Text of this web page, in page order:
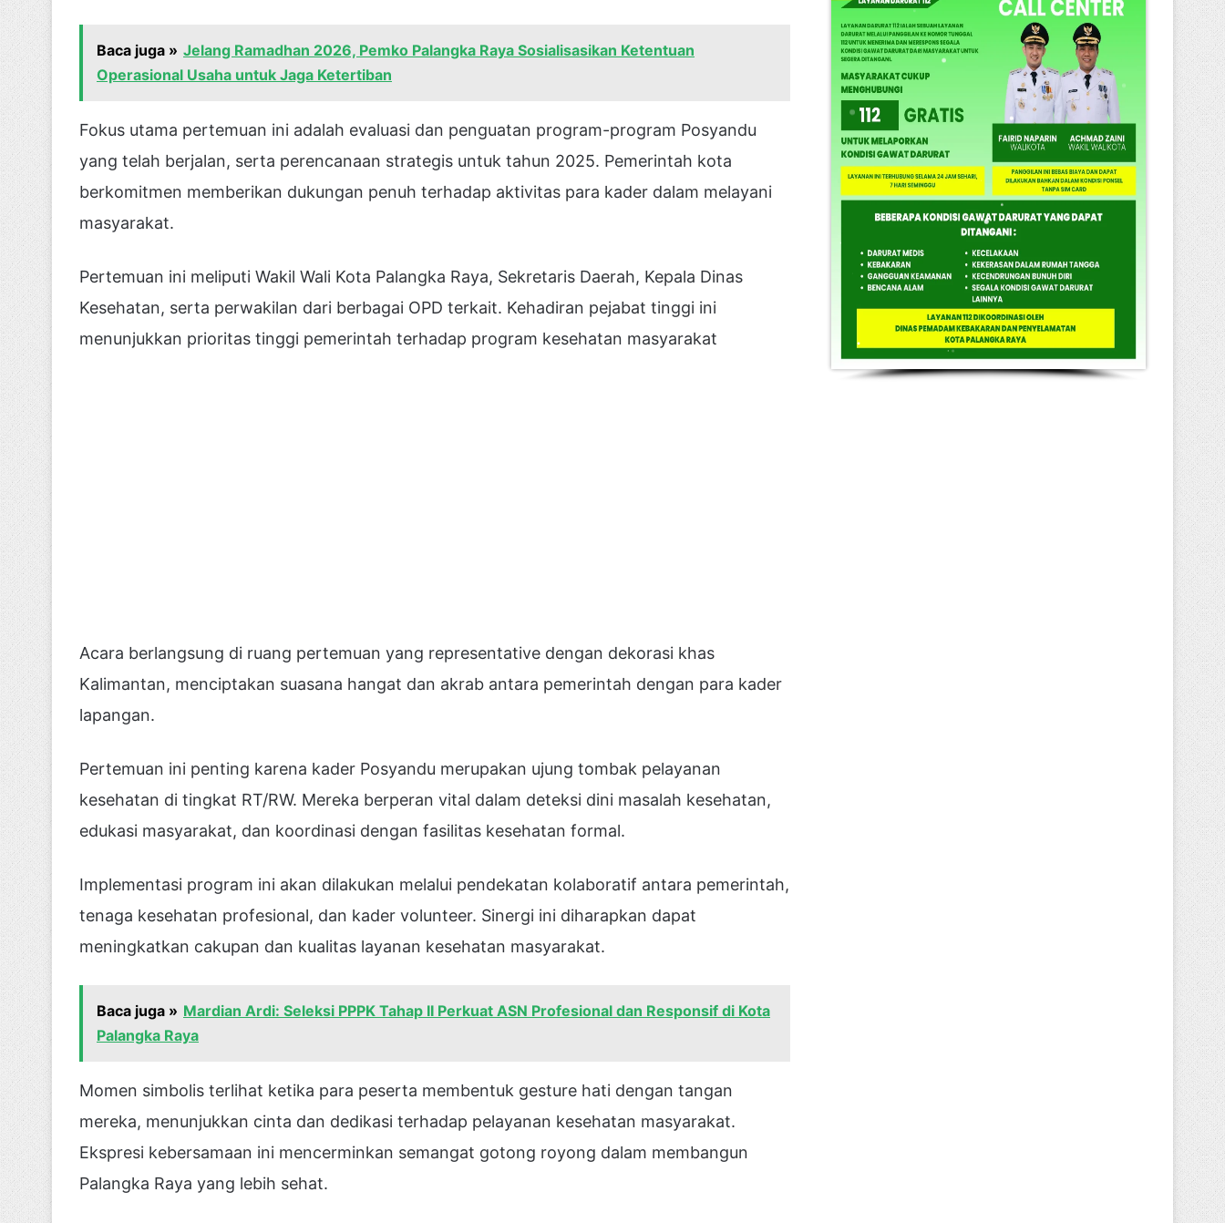
Baca juga » Jelang Ramadhan 2026, Pemko Palangka Raya Sosialisasikan Ketentuan
Operasional Usaha untuk Jaga Ketertiban
Fokus utama pertemuan ini adalah evaluasi dan penguatan program-program Posyandu
yang telah berjalan, serta perencanaan strategis untuk tahun 2025. Pemerintah kota
berkomitmen memberikan dukungan penuh terhadap aktivitas para kader dalam melayani
masyarakat.
Pertemuan ini meliputi Wakil Wali Kota Palangka Raya, Sekretaris Daerah, Kepala Dinas
Kesehatan, serta perwakilan dari berbagai OPD terkait. Kehadiran pejabat tinggi ini
menunjukkan prioritas tinggi pemerintah terhadap program kesehatan masyarakat
Acara berlangsung di ruang pertemuan yang representative dengan dekorasi khas
Kalimantan, menciptakan suasana hangat dan akrab antara pemerintah dengan para kader
lapangan.
Pertemuan ini penting karena kader Posyandu merupakan ujung tombak pelayanan
kesehatan di tingkat RT/RW. Mereka berperan vital dalam deteksi dini masalah kesehatan,
edukasi masyarakat, dan koordinasi dengan fasilitas kesehatan formal.
Implementasi program ini akan dilakukan melalui pendekatan kolaboratif antara pemerintah,
tenaga kesehatan profesional, dan kader volunteer. Sinergi ini diharapkan dapat
meningkatkan cakupan dan kualitas layanan kesehatan masyarakat.
Baca juga » Mardian Ardi: Seleksi PPPK Tahap II Perkuat ASN Profesional dan Responsif di Kota
Palangka Raya
Momen simbolis terlihat ketika para peserta membentuk gesture hati dengan tangan
mereka, menunjukkan cinta dan dedikasi terhadap pelayanan kesehatan masyarakat.
Ekspresi kebersamaan ini mencerminkan semangat gotong royong dalam membangun
Palangka Raya yang lebih sehat.